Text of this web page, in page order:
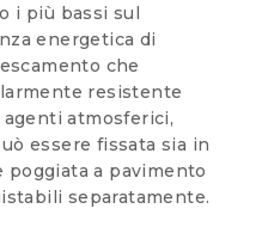
i più bassi sul
energetica di
che
resistente
atmosferici,
essere fissata sia in
poggiata a pavimento
separatamente.